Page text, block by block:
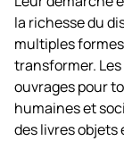
la richesse du
multiples
transformer.
ouvrages pour
humaines et
des livres objets